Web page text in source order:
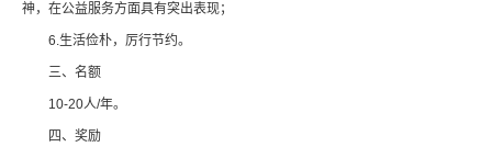
神，在公益服务方面具有突出表现；
6.生活俭朴，厉行节约。
三、名额
10-20人/年。
四、奖励